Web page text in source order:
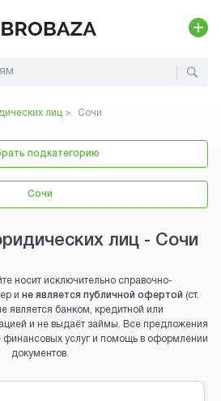
лиц > Сочи
подкатегорию
Сочи
лиц - Сочи
носит исключительно справочно-
и не является публичной офертой (ст.
является банком, кредитной или
и не выдаёт займы. Все предложения
финансовых услуг и помощь в оформлении
документов.